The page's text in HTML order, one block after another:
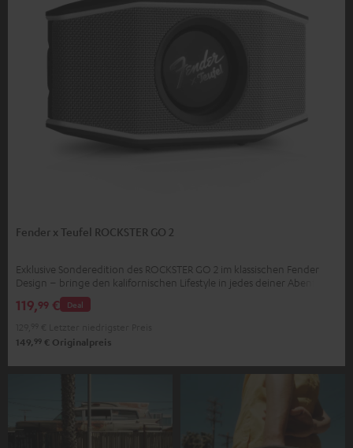
Fender x Teufel ROCKSTER GO 2
Exklusive Sonderedition des ROCKSTER GO 2 im klassischen Fender
Design – bringe den kalifornischen Lifestyle in jedes deiner Abenteuer
Deal
119,99 €
149, 99 € Originalpreis